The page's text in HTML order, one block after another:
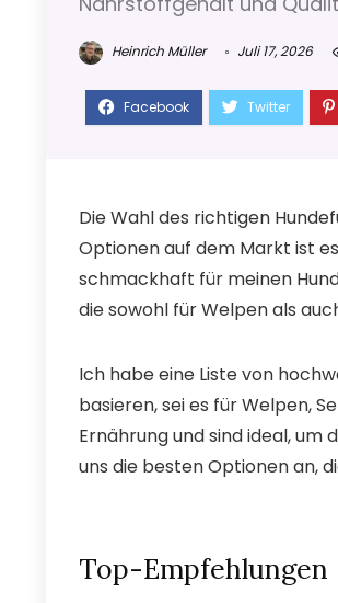
Heinrich Müller Juli 17, 2026
Die Wahl des richtigen
Optionen auf dem Markt ist
schmackhaft für meinen
die sowohl für Welpen als
Ich habe eine Liste von
basieren, sei es für Welpen,
Ernährung und sind ideal, um
uns die besten Optionen an,
Top-Empfehlungen